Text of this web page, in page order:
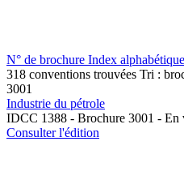
N° de brochure Index alphabétique
318 conventions trouvées Tri :
3001
Industrie du pétrole
IDCC 1388 - Brochure 3001 - En
Consulter l'édition